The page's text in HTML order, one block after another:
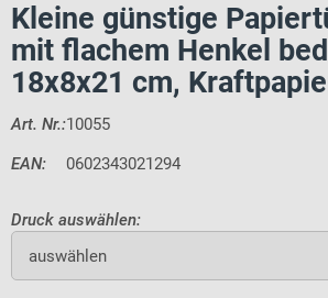
Kleine günstige
mit flachem Henkel
18x8x21 cm,
Art. Nr.:10055
EAN: 0602343021294
Druck auswählen:
auswählen